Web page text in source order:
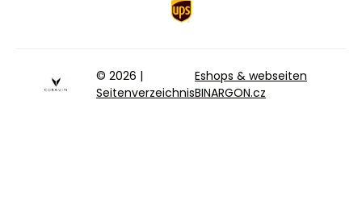
© 2026 |
Seitenverzeichnis
Eshops & webseiten
BINARGON.cz